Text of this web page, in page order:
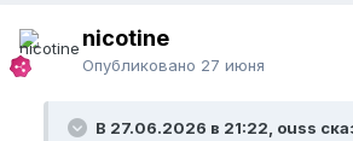
nicotine
Опубликовано 27 июня
В 27.06.2026 в 21:22, ouss